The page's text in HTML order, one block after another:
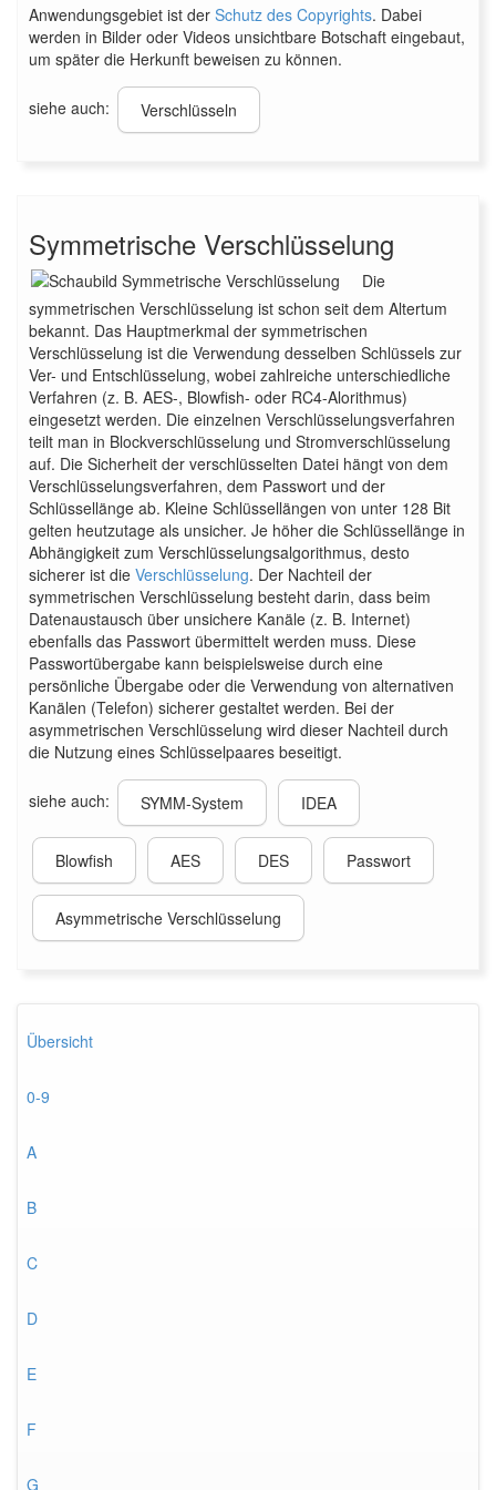
Anwendungsgebiet ist der Schutz des Copyrights. Dabei
werden in Bilder oder Videos unsichtbare Botschaft eingebaut,
um später die Herkunft beweisen zu können.
siehe auch: Verschlüsseln
Symmetrische Verschlüsselung
Die
symmetrischen Verschlüsselung ist schon seit dem Altertum
bekannt. Das Hauptmerkmal der symmetrischen
Verschlüsselung ist die Verwendung desselben Schlüssels zur
Ver- und Entschlüsselung, wobei zahlreiche unterschiedliche
Verfahren (z. B. AES-, Blowfish- oder RC4-Alorithmus)
eingesetzt werden. Die einzelnen Verschlüsselungsverfahren
teilt man in Blockverschlüsselung und Stromverschlüsselung
auf. Die Sicherheit der verschlüsselten Datei hängt von dem
Verschlüsselungsverfahren, dem Passwort und der
Schlüssellänge ab. Kleine Schlüssellängen von unter 128 Bit
gelten heutzutage als unsicher. Je höher die Schlüssellänge in
Abhängigkeit zum Verschlüsselungsalgorithmus, desto
sicherer ist die Verschlüsselung. Der Nachteil der
symmetrischen Verschlüsselung besteht darin, dass beim
Datenaustausch über unsichere Kanäle (z. B. Internet)
ebenfalls das Passwort übermittelt werden muss. Diese
Passwortübergabe kann beispielsweise durch eine
persönliche Übergabe oder die Verwendung von alternativen
Kanälen (Telefon) sicherer gestaltet werden. Bei der
asymmetrischen Verschlüsselung wird dieser Nachteil durch
die Nutzung eines Schlüsselpaares beseitigt.
siehe auch: SYMM-System IDEA
Blowfish AES DES Passwort
Asymmetrische Verschlüsselung
Übersicht
0-9
A
B
C
D
E
F
G